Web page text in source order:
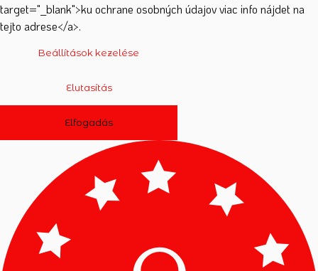
target="_blank">ku ochrane osobných údajov viac info nájdet na
tejto adrese</a>.
Beállítások kezelése
Elutasítás
Elfogadás